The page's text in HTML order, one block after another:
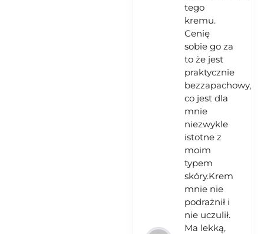
tego
kremu.
Cenię
sobie go za
to że jest
praktycznie
bezzapachowy,
co jest dla
mnie
niezwykle
istotne z
moim
typem
skóry.Krem
mnie nie
podrażnił i
nie uczulił.
Ma lekką,